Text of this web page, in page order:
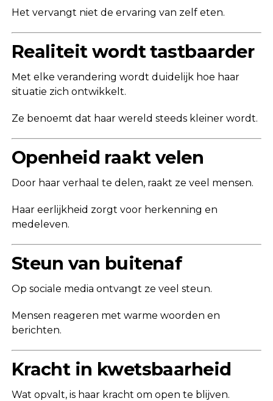
Het vervangt niet de ervaring van zelf eten.
Realiteit wordt tastbaarder
Met elke verandering wordt duidelijk hoe haar
situatie zich ontwikkelt.
Ze benoemt dat haar wereld steeds kleiner wordt.
Openheid raakt velen
Door haar verhaal te delen, raakt ze veel mensen.
Haar eerlijkheid zorgt voor herkenning en
medeleven.
Steun van buitenaf
Op sociale media ontvangt ze veel steun.
Mensen reageren met warme woorden en
berichten.
Kracht in kwetsbaarheid
Wat opvalt, is haar kracht om open te blijven.